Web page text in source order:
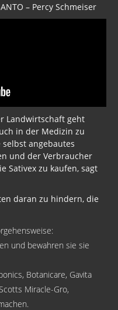
– Percy Schmeiser
Landwirtschaft geht
in der Medizin zu
angebautes
und der Verbraucher
Sativex zu kaufen, sagt
daran zu hindern, die
und bewahren sie sie
Botanicare, Gavita
Miracle-Gro,